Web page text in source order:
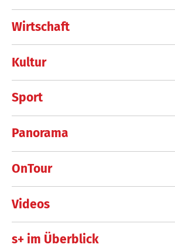
Wirtschaft
Kultur
Sport
Panorama
OnTour
Videos
s+ im Überblick